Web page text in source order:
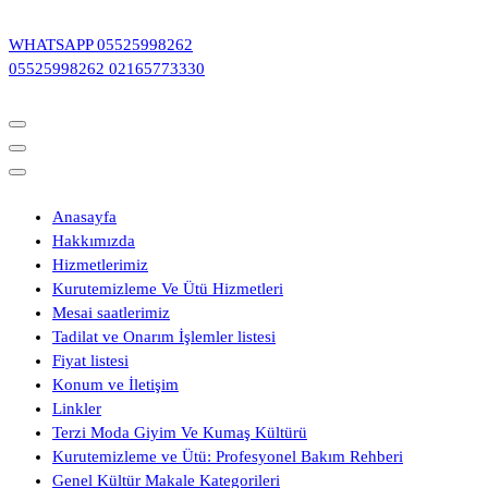
geç
WHATSAPP 05525998262
05525998262 02165773330
Anasayfa
Hakkımızda
Hizmetlerimiz
Kurutemizleme Ve Ütü Hizmetleri
Mesai saatlerimiz
Tadilat ve Onarım İşlemler listesi
Fiyat listesi
Konum ve İletişim
Linkler
Terzi Moda Giyim Ve Kumaş Kültürü
Kurutemizleme ve Ütü: Profesyonel Bakım Rehberi
Genel Kültür Makale Kategorileri